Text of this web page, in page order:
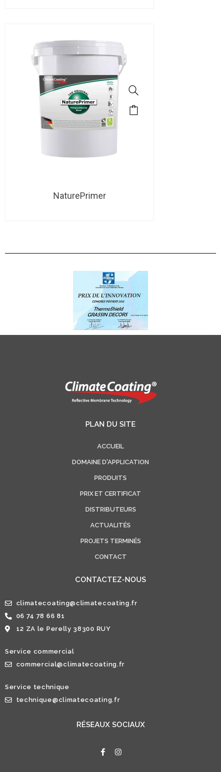
NaturePrimer
PLAN DU SITE
ACCUEIL
DOMAINE D'APPLICATION
PRODUITS
PRIX ET CERTIFICAT
DISTRIBUTEURS
ACTUALITÉS
PROJETS TERMINÉS
CONTACT
CONTACTEZ-NOUS
climatecoating@climatecoating.fr
06 74 78 66 81
12 ZA le Perelly 38300 RUY
Service commercial
commercial@climatecoating.fr
Service technique
technique@climatecoating.fr
RÉSEAUX SOCIAUX